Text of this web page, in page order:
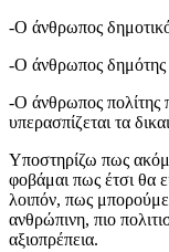
-Ο άνθρωπος
-Ο άνθρωπος δημότης
-Ο άνθρωπος πολίτης
υπερασπίζεται τα
Υποστηρίζω πως
φοβάμαι πως έτσι θα
λοιπόν, πως
ανθρώπινη, πιο
αξιοπρέπεια.